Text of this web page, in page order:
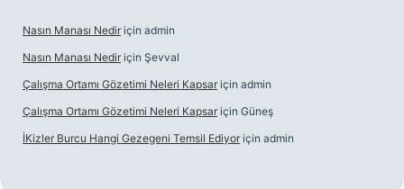
Nasın Manası Nedir için admin
Nasın Manası Nedir için Şevval
Çalışma Ortamı Gözetimi Neleri Kapsar için admin
Çalışma Ortamı Gözetimi Neleri Kapsar için Güneş
İKizler Burcu Hangi Gezegeni Temsil Ediyor için admin